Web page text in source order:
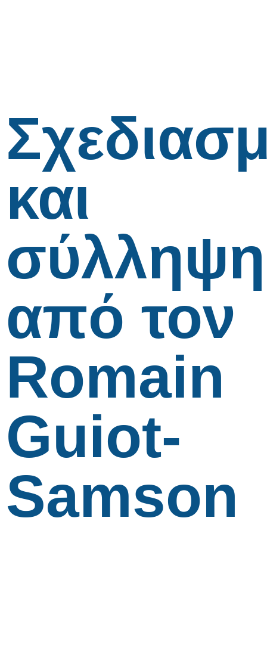
και
σύλληψη
από τον
Romain
Guiot-
Samson